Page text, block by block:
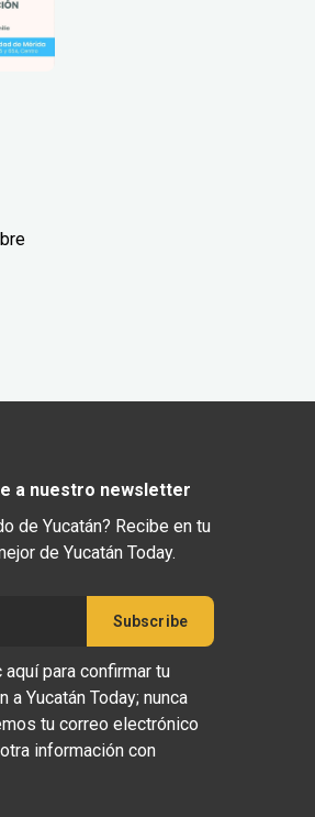
a nuestro newsletter
de Yucatán? Recibe en tu
de Yucatán Today.
aquí para confirmar tu
a Yucatán Today; nunca
tu correo electrónico
información con